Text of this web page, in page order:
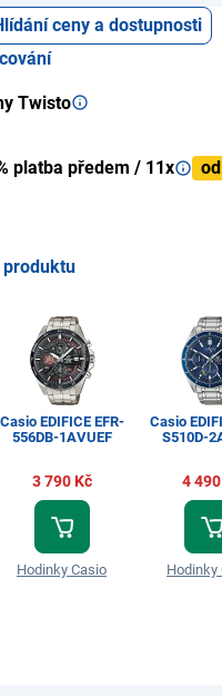
ceny a dostupnosti
Twisto
platba předem / 11x od
Casio EDIFICE EFR-
556DB-1AVUEF
3 790 Kč
Hodinky Casio
Casio
S510D-
4
Hodinky